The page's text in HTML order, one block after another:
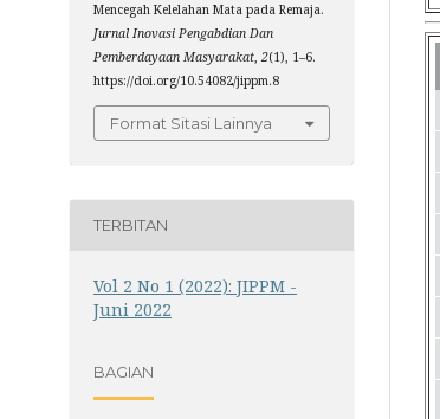
Mencegah Kelelahan Mata pada Remaja.
Jurnal Inovasi Pengabdian Dan
Pemberdayaan Masyarakat,2(1), 1–6.
https://doi.org/10.54082/jippm.8
Format Sitasi Lainnya
TERBITAN
Vol 2 No 1 (2022): JIPPM -
Juni 2022
BAGIAN